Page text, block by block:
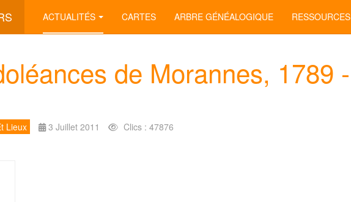
ACTUALITÉS CARTES ARBRE GÉNÉALOGIQUE RESSOURCES
de Morannes, 1789 -
Lieux 3 Juillet 2011 Clics : 47876